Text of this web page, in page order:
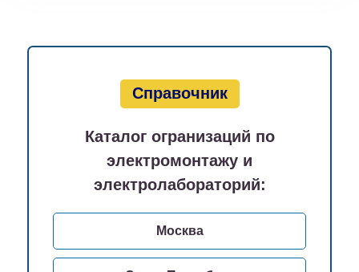
Справочник
Каталог огранизаций по
электромонтажу и
электролабораторий:
Москва